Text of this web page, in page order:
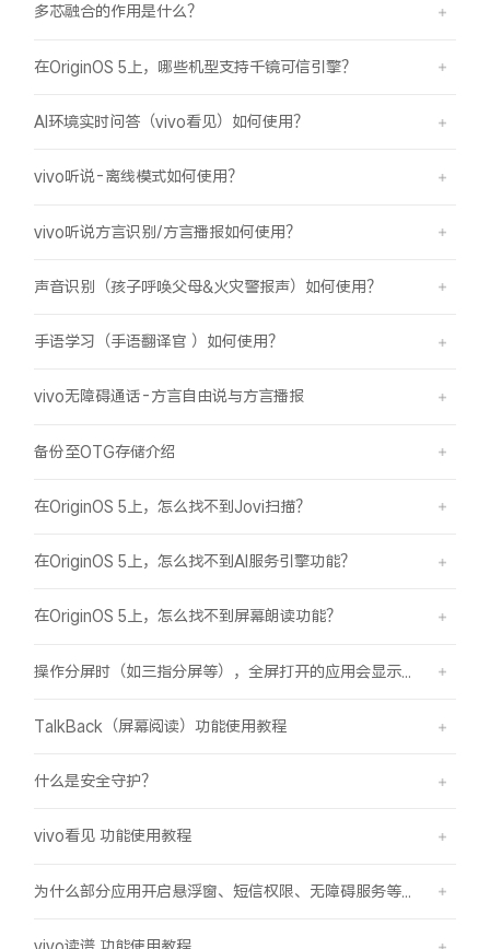
多芯融合的作用是什么？
在OriginOS 5上，哪些机型支持千镜可信引擎？
AI环境实时问答（vivo看见）如何使用？
vivo听说-离线模式如何使用？
vivo听说方言识别/方言播报如何使用？
声音识别（孩子呼唤父母&火灾警报声）如何使用？
手语学习（手语翻译官 ）如何使用？
vivo无障碍通话-方言自由说与方言播报
备份至OTG存储介绍
在OriginOS 5上，怎么找不到Jovi扫描？
在OriginOS 5上，怎么找不到AI服务引擎功能？
在OriginOS 5上，怎么找不到屏幕朗读功能？
TalkBack（屏幕阅读）功能使用教程
什么是安全守护？
vivo看见 功能使用教程